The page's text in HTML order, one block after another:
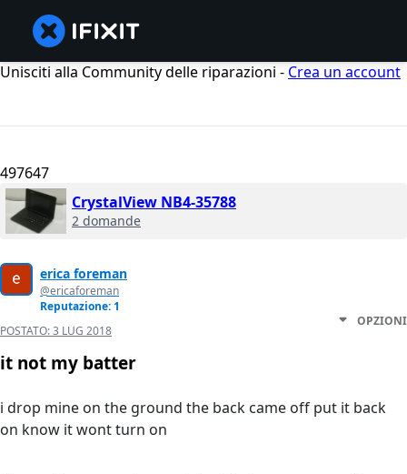
Unisciti alla Community delle riparazioni - Crea un account
497647
CrystalView NB4-35788
2 domande
erica foreman
@ericaforeman
Reputazione: 1
POSTATO:3 LUG 2018
OPZIONI
it not my batter
i drop mine on the ground the back came off put it back
on know it wont turn on